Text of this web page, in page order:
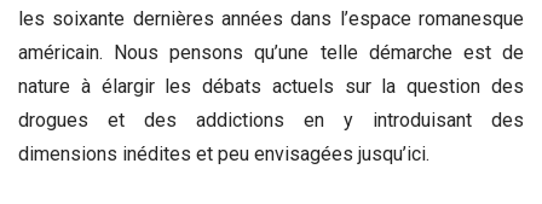
les soixante dernières années dans l’espace romanesque
américain. Nous pensons qu’une telle démarche est de
nature à élargir les débats actuels sur la question des
drogues et des addictions en y introduisant des
dimensions inédites et peu envisagées jusqu’ici.